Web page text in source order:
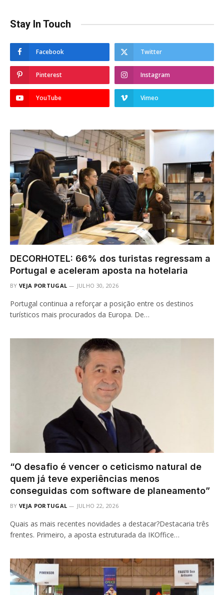
Stay In Touch
Facebook Twitter
Pinterest Instagram
YouTube Vimeo
DECORHOTEL: 66% dos turistas regressam a
Portugal e aceleram aposta na hotelaria
BY VEJA PORTUGAL JULHO 30, 2026
Portugal continua a reforçar a posição entre os destinos
turísticos mais procurados da Europa. De…
“O desafio é vencer o ceticismo natural de
quem já teve experiências menos
conseguidas com software de planeamento”
BY VEJA PORTUGAL JULHO 22, 2026
Quais as mais recentes novidades a destacar?Destacaria três
frentes. Primeiro, a aposta estruturada da IKOffice…